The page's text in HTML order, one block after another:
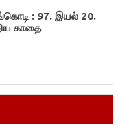
: 97. இயல் 20.
காதை